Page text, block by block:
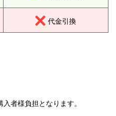
代金引換
者様負担となります。